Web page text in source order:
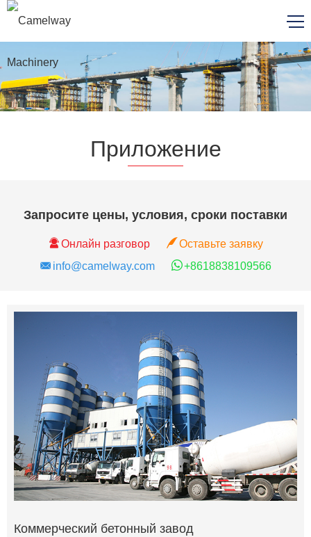
Приложение
Запросите цены, условия, сроки поставки
Онлайн разговор
Оставьте заявку
info@camelway.com
+8618838109566
Коммерческий бетонный завод